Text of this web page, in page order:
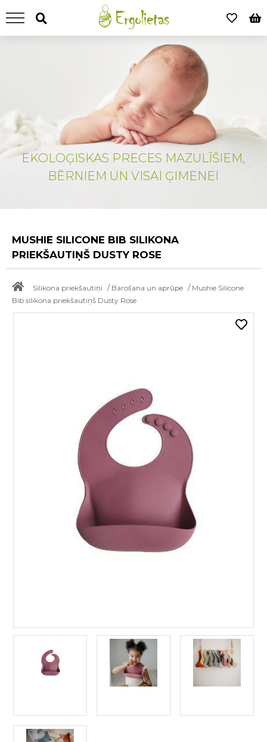
EKOLOĢISKAS PRECES MAZULĪŠIEM,
BĒRNIEM UN VISAI ĢIMENEI
MUSHIE SILICONE BIB SILIKONA
PRIEKŠAUTIŅŠ DUSTY ROSE
Silikona priekšautiņi / Barošana un aprūpe / Mushie Silicone
Bib silikona priekšautiņš Dusty Rose